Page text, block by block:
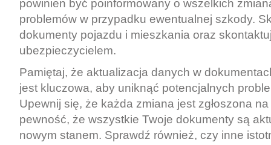
powinien być poinformowany o wszelkich
problemów w przypadku ewentualnej szkody.
dokumenty pojazdu i mieszkania oraz
ubezpieczycielem.
Pamiętaj, że aktualizacja danych w
jest kluczowa, aby uniknąć potencjalnych
Upewnij się, że każda zmiana jest zgłoszona
pewność, że wszystkie Twoje dokumenty są
nowym stanem. Sprawdź również, czy inne